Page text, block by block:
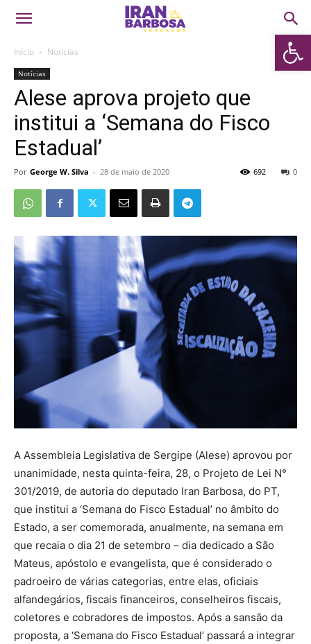
Abrir
Início Notícias
Notícias
Alese aprova projeto que
institui a ‘Semana do Fisco
Estadual’
Por George W. Silva - 28 de maio de 2020 0
692
A Assembleia Legislativa de Sergipe (Alese) aprovou por
unanimidade, nesta quinta-feira, 28, o Projeto de Lei N°
301/2019, de autoria do deputado Iran Barbosa, do PT,
que institui a ‘Semana do Fisco Estadual’ no âmbito do
Estado, a ser comemorada, anualmente, na semana em
que recaia o dia 21 de setembro – dia dedicado a São
Mateus, apóstolo e evangelista, que é considerado o
padroeiro de várias categorias, entre elas, oficiais
alfandegários, fiscais financeiros, conselheiros fiscais,
coletores e cobradores de impostos. Após a sansão da
proposta, a ‘Semana do Fisco Estadual’ passará a integrar